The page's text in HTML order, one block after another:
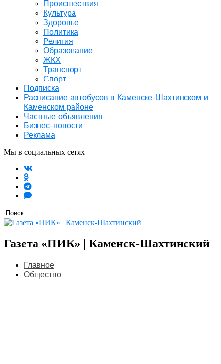
Происшествия
Культура
Здоровье
Политика
Религия
Образование
ЖКХ
Транспорт
Спорт
Подписка
Расписание автобусов в Каменске-Шахтинском и
Каменском районе
Частные объявления
Бизнес-новости
Реклама
Мы в социальных сетях
Газета «ПИК» | Каменск-Шахтинский
Главное
Общество